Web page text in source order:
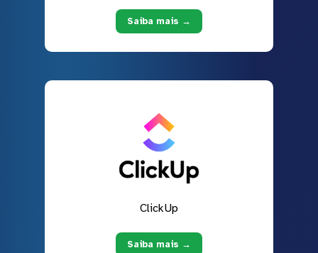
Saiba mais →
ClickUp
Saiba mais →